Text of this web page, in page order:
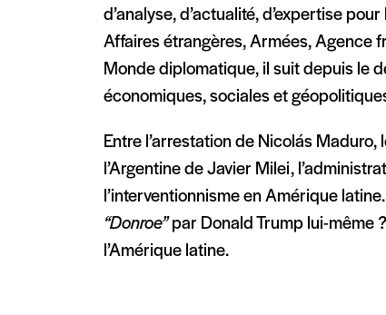
d’analyse, d’actualité, d’expertise
Affaires étrangères, Armées, Agence
Monde diplomatique, il suit depuis le
économiques, sociales et
Entre l’arrestation de Nicolás
l’Argentine de Javier Milei,
l’interventionnisme en Amérique
“Donroe”par Donald Trump lui-même
l’Amérique latine.